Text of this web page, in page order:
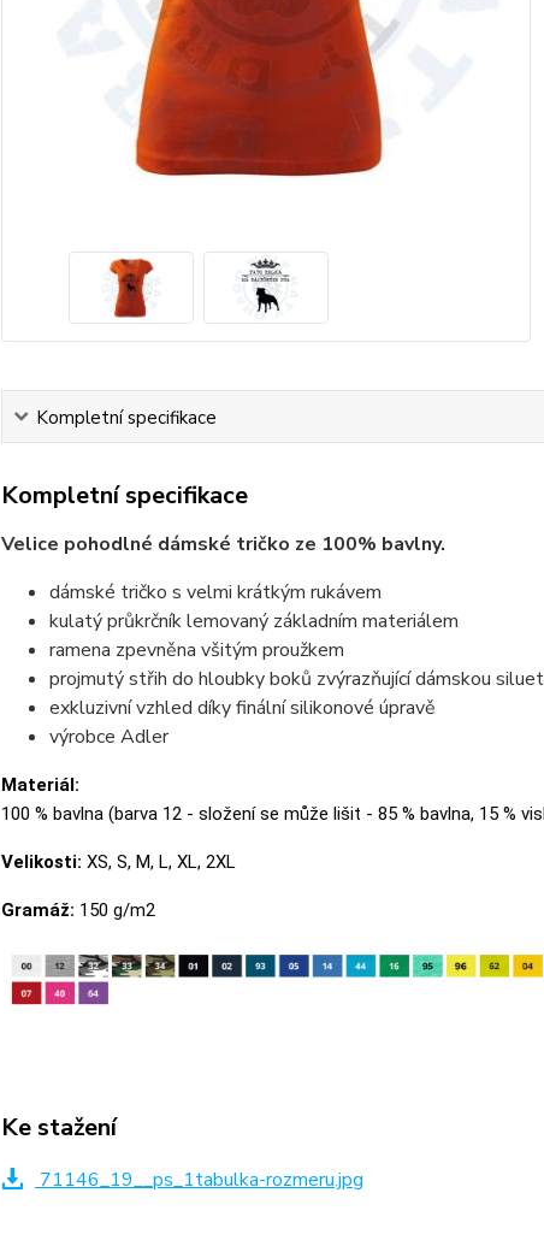
Kompletní specifikace
Kompletní specifikace
Velice pohodlné dámské tričko ze 100% bavlny.
dámské tričko s velmi krátkým rukávem
kulatý průkrčník lemovaný základním materiálem
ramena zpevněna všitým proužkem
projmutý střih do hloubky boků zvýrazňující dámskou
exkluzivní vzhled díky finální silikonové úpravě
výrobce Adler
Materiál:
100 % bavlna (barva 12 - složení se může lišit - 85 % bavlna, 15 %
Velikosti: XS, S, M, L, XL, 2XL
Gramáž: 150 g/m2
Ke stažení
71146_19__ps_1tabulka-rozmeru.jpg